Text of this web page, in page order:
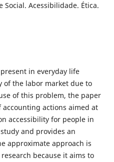
Social. Acessibilidade. Ética.
in everyday life
of the labor market due to
of this problem, the paper
actions aimed at
accessibility for people in
and provides an
approximate approach is
because it aims to